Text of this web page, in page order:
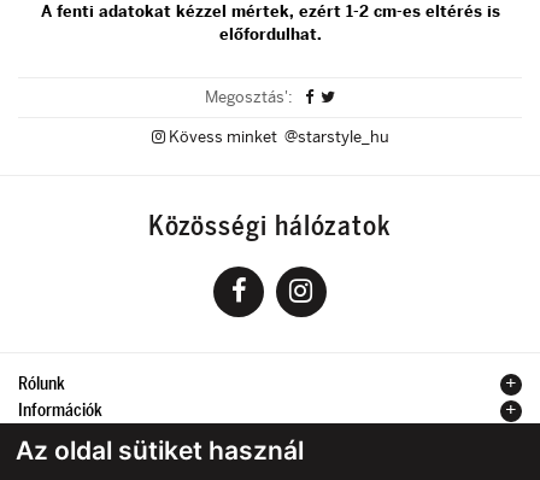
Az oldal sütiket használ
A fenti adatokat kézzel mértek, ezért 1-2 cm-es eltérés is
előfordulhat.
Megosztás':
Kövess minket @starstyle_hu
Közösségi hálózatok
Rólunk
Információk
Kapcsolat